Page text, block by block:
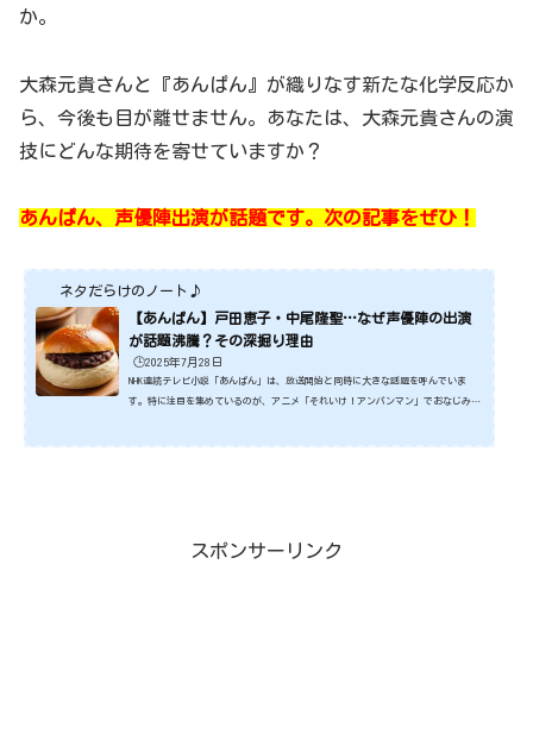
か。
大森元貴さんと『あんぱん』が織りなす新たな化学反応か
ら、今後も目が離せません。あなたは、大森元貴さんの演
技にどんな期待を寄せていますか？
あんぱん、声優陣出演が話題です。次の記事をぜひ！
ネタだらけのノート♪
【あんぱん】戸田恵子・中尾隆聖…なぜ声優陣の出演
が話題沸騰？その深掘り理由
🕒️2025年7月28日
NHK連続テレビ小説「あんぱん」は、放送開始と同時に大きな話題を呼んでいま
す。特に注目を集めているのが、アニメ「それいけ！アンパンマン」でおなじみの
スポンサーリンク